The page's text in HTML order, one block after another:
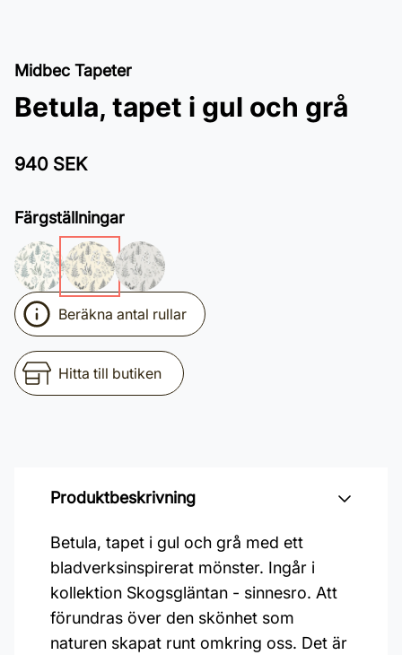
Midbec Tapeter
Betula, tapet i gul och grå
940 SEK
Färgställningar
Beräkna antal rullar
Hitta till butiken
Produktbeskrivning
Betula, tapet i gul och grå med ett
bladverksinspirerat mönster. Ingår i
kollektion Skogsgläntan - sinnesro. Att
förundras över den skönhet som
naturen skapat runt omkring oss. Det är